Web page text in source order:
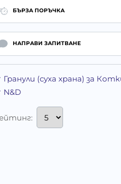
БЪРЗА ПОРЪЧКА
НАПРАВИ ЗАПИТВАНЕ
Гранули (суха храна) за
N&D